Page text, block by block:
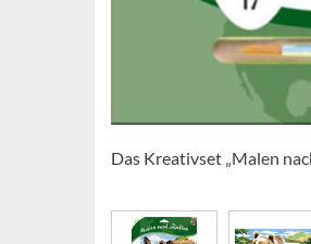
Das Kreativset „Malen